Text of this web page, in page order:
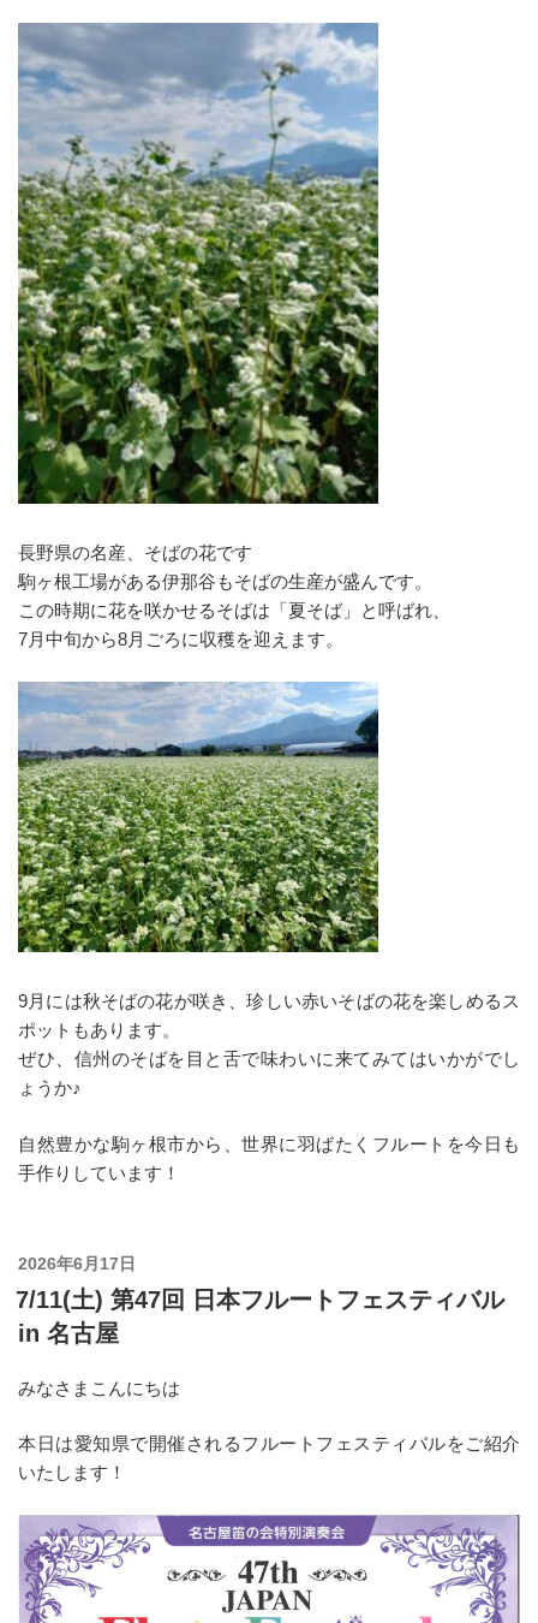
長野県の名産、そばの花です
駒ヶ根工場がある伊那谷もそばの生産が盛んです。
この時期に花を咲かせるそばは「夏そば」と呼ばれ、
7月中旬から8月ごろに収穫を迎えます。
9月には秋そばの花が咲き、珍しい赤いそばの花を楽しめるス
ポットもあります。
ぜひ、信州のそばを目と舌で味わいに来てみてはいかがでし
ょうか♪
自然豊かな駒ヶ根市から、世界に羽ばたくフルートを今日も
手作りしています！
投
稿
2026年6月17日
7/11(土) 第47回 日本フルートフェスティバル
in 名古屋
みなさまこんにちは
本日は愛知県で開催されるフルートフェスティバルをご紹介
いたします！